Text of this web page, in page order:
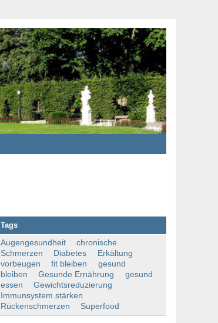
Tags
Augengesundheit
chronische
Schmerzen
Diabetes
Erkältung
vorbeugen
fit bleiben
gesund
bleiben
Gesunde Ernährung
gesund
essen
Gewichtsreduzierung
Immunsystem stärken
Rückenschmerzen
Superfood